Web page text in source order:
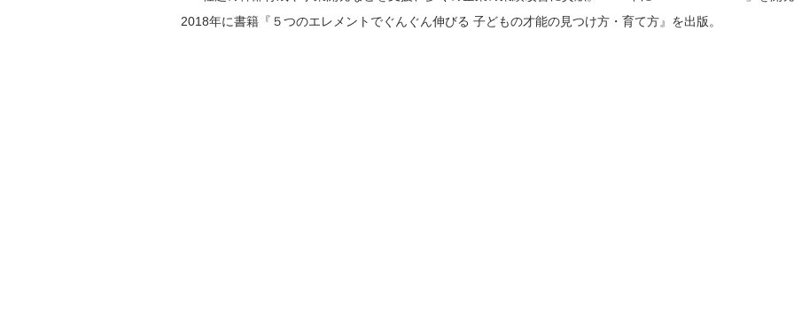
2018年に書籍『５つのエレメントでぐんぐん伸びる 子どもの才能の見つけ方・育て方』を出版。